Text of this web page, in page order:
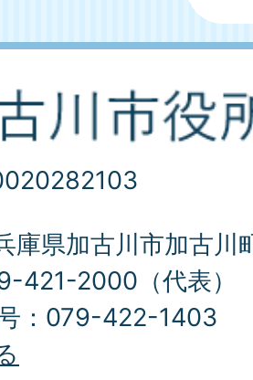
庫県加古川市加古川
421-2000（代表）
：079-422-1403